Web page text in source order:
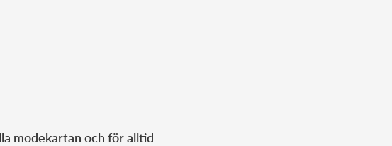
modekartan och för alltid